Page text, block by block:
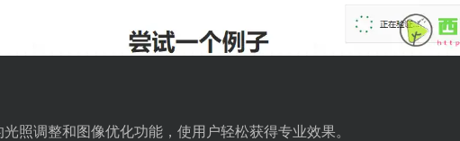
照调整和图像优化功能，使用户轻松获得专业效果。